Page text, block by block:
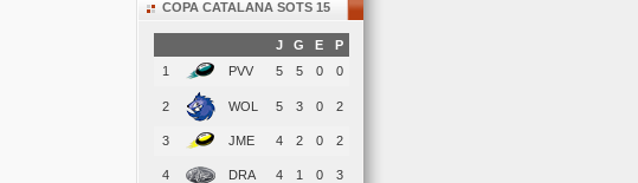
COPA CATALANA SOTS 15
J G E
P
1
PVV 5 5 0 0
2 WOL 5 3 0 2
3 JME 4 2 0 2
4 DRA 4 1 0 3